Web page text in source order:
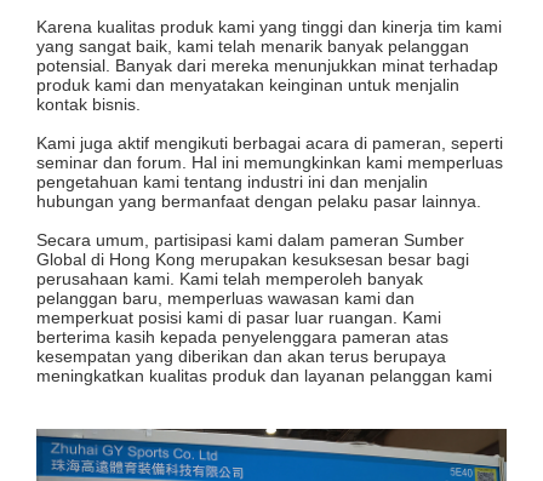
Karena kualitas produk kami yang tinggi dan kinerja tim kami
yang sangat baik, kami telah menarik banyak pelanggan
potensial. Banyak dari mereka menunjukkan minat terhadap
produk kami dan menyatakan keinginan untuk menjalin
kontak bisnis.
Kami juga aktif mengikuti berbagai acara di pameran, seperti
seminar dan forum. Hal ini memungkinkan kami memperluas
pengetahuan kami tentang industri ini dan menjalin
hubungan yang bermanfaat dengan pelaku pasar lainnya.
Secara umum, partisipasi kami dalam pameran Sumber
Global di Hong Kong merupakan kesuksesan besar bagi
perusahaan kami. Kami telah memperoleh banyak
pelanggan baru, memperluas wawasan kami dan
memperkuat posisi kami di pasar luar ruangan. Kami
berterima kasih kepada penyelenggara pameran atas
kesempatan yang diberikan dan akan terus berupaya
meningkatkan kualitas produk dan layanan pelanggan kami